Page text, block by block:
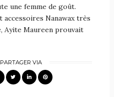
une femme de goût.
accessoires Nanawax très
Ayite Maureen prouvait
PARTAGER VIA